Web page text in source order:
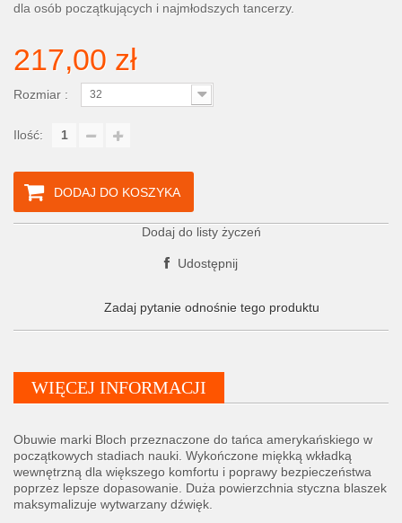
dla osób początkujących i najmłodszych tancerzy.
217,00 zł
Rozmiar : 32
Ilość:
DODAJ DO KOSZYKA
Dodaj do listy życzeń
Udostępnij
Zadaj pytanie odnośnie tego produktu
WIĘCEJ INFORMACJI
Obuwie marki Bloch przeznaczone do tańca amerykańskiego w
początkowych stadiach nauki. Wykończone miękką wkładką
wewnętrzną dla większego komfortu i poprawy bezpieczeństwa
poprzez lepsze dopasowanie. Duża powierzchnia styczna blaszek
maksymalizuje wytwarzany dźwięk.